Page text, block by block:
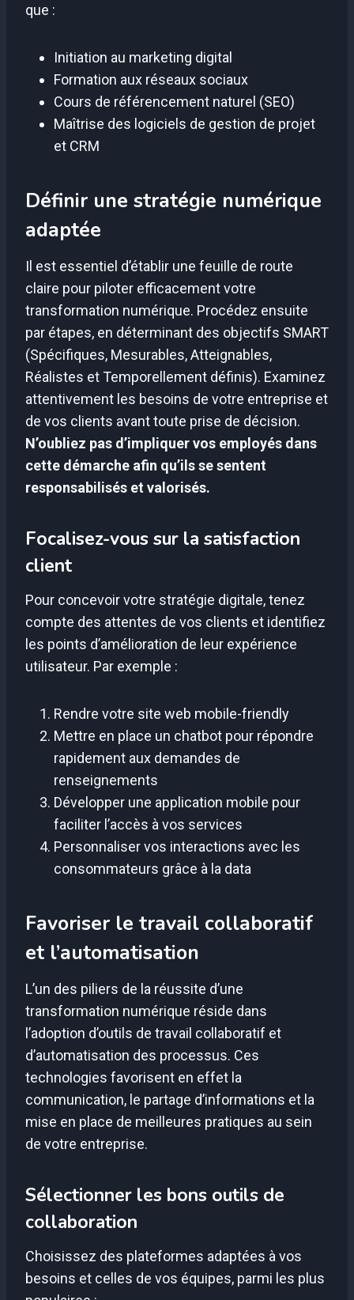
que :
Initiation au marketing digital
Formation aux réseaux sociaux
Cours de référencement naturel (SEO)
Maîtrise des logiciels de gestion de projet
et CRM
Définir une stratégie numérique
adaptée
Il est essentiel d’établir une feuille de route
claire pour piloter efficacement votre
transformation numérique. Procédez ensuite
par étapes, en déterminant des objectifs SMART
(Spécifiques, Mesurables, Atteignables,
Réalistes et Temporellement définis). Examinez
attentivement les besoins de votre entreprise et
de vos clients avant toute prise de décision.
N’oubliez pas d’impliquer vos employés dans
cette démarche afin qu’ils se sentent
responsabilisés et valorisés.
Focalisez-vous sur la satisfaction
client
Pour concevoir votre stratégie digitale, tenez
compte des attentes de vos clients et identifiez
les points d’amélioration de leur expérience
utilisateur. Par exemple :
Rendre votre site web mobile-friendly
Mettre en place un chatbot pour répondre
rapidement aux demandes de
renseignements
Développer une application mobile pour
faciliter l’accès à vos services
Personnaliser vos interactions avec les
consommateurs grâce à la data
Favoriser le travail collaboratif
et l’automatisation
L’un des piliers de la réussite d’une
transformation numérique réside dans
l’adoption d’outils de travail collaboratif et
d’automatisation des processus. Ces
technologies favorisent en effet la
communication, le partage d’informations et la
mise en place de meilleures pratiques au sein
de votre entreprise.
Sélectionner les bons outils de
collaboration
Choisissez des plateformes adaptées à vos
besoins et celles de vos équipes, parmi les plus